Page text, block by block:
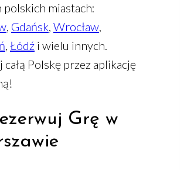
polskich miastach:
, Gdańsk, Wrocław,
, Łódź i wielu innych.
Polskę przez aplikację
Grę w